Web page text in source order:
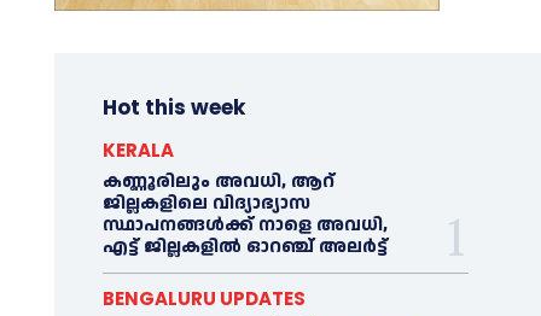
Hot this week
KERALA
കണ്ണൂരിലും അവധി, ആറ്
ജില്ലകളിലെ വിദ്യാഭ്യാസ
സ്ഥാപനങ്ങൾക്ക് നാളെ അവധി,
എട്ട് ജില്ലകളിൽ ഓറഞ്ച് അലർട്ട്
BENGALURU UPDATES